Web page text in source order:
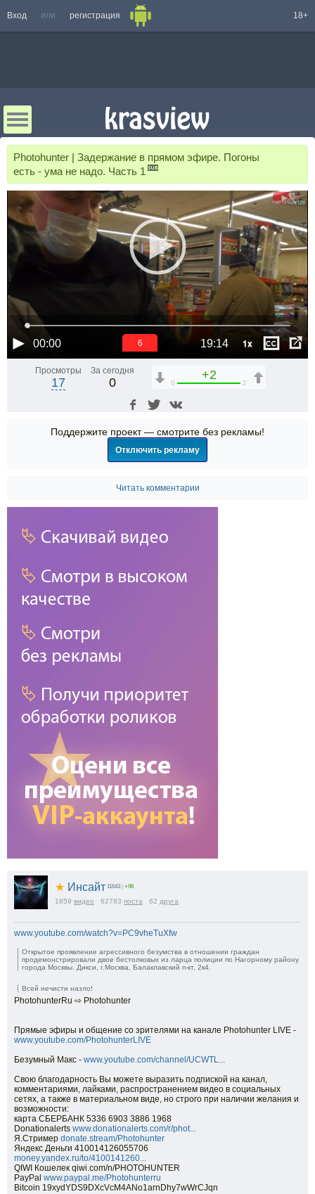
Вход или регистрация 18+
Photohunter | Задержание в прямом эфире. Погоны
есть - ума не надо. Часть 1
00:00 19:14 1x
6
Просмотры
17
За сегодня
0
+2
0 2
Поддержите проект — смотрите без рекламы!
Отключить рекламу
Читать комментарии
★ Инсайт 11643 +98
1859 видео 62783 поста 62 друга
www.youtube.com/watch?v=PC9vheTuXfw
Открытое проявление агрессивного безумства в отношении граждан
продемонстрировали двое бестолковых из ларца полиции по Нагорному району
города Москвы. Дикси, г.Москва, Балаклавский п-кт, 2к4.
Всей нечисти назло!
PhotohunterRu ⇨ Photohunter
Прямые эфиры и общение со зрителями на канале Photohunter LIVE -
www.youtube.com/PhotohunterLIVE​
Безумный Макс - www.youtube.com/channel/UCWTL...​
Свою благодарность Вы можете выразить подпиской на канал,
комментариями, лайками, распространением видео в социальных
сетях, а также в материальном виде, но строго при наличии желания и
возможности:
карта СБЕРБАНК 5336 6903 3886 1968
Donationalerts www.donationalerts.com/r/phot...​
Я.Стример donate.stream/Photohunter​
Яндекс Деньги 410014126055706
money.yandex.ru/to/4100141260...​
QIWI Кошелек qiwi.com/n/PHOTOHUNTER
PayPal www.paypal.me/Photohunterru​
Bitcoin 19xydYDS9DXcVcM4ANo1arnDhy7wWrCJqn